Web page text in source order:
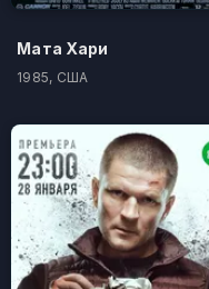
Мата Хари
1985, США